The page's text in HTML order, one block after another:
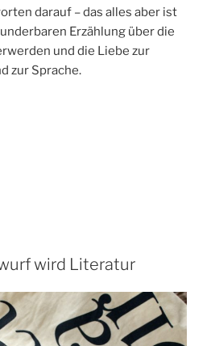
darauf – das alles aber ist
Erzählung über die
und die Liebe zur
zur Sprache.
wird Literatur